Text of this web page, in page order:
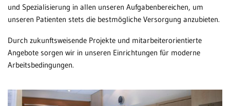
und Spezialisierung in allen unseren Aufgabenbereichen, um
unseren Patienten stets die bestmögliche Versorgung anzubieten.
Durch zukunftsweisende Projekte und mitarbeiterorientierte
Angebote sorgen wir in unseren Einrichtungen für moderne
Arbeitsbedingungen.